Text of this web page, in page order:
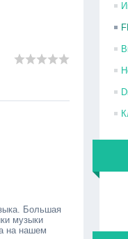
Большая
музыки
на нашем